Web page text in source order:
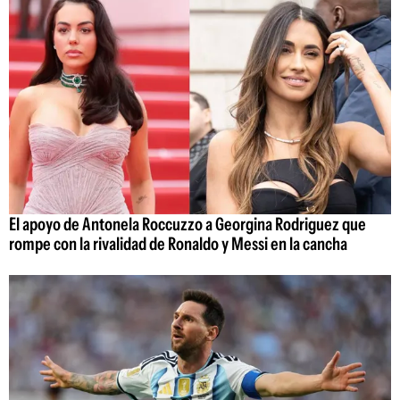
El apoyo de Antonela Roccuzzo a Georgina Rodriguez que
rompe con la rivalidad de Ronaldo y Messi en la cancha